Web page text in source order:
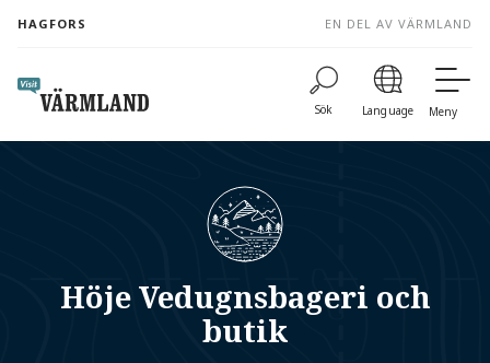
content
HAGFORS EN DEL AV VÄRMLAND
Sök Language Meny
Höje Vedugnsbageri och
butik